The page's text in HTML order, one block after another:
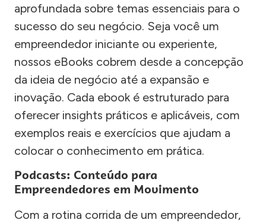
aprofundada sobre temas essenciais para o
sucesso do seu negócio. Seja você um
empreendedor iniciante ou experiente,
nossos eBooks cobrem desde a concepção
da ideia de negócio até a expansão e
inovação. Cada ebook é estruturado para
oferecer insights práticos e aplicáveis, com
exemplos reais e exercícios que ajudam a
colocar o conhecimento em prática.
Podcasts: Conteúdo para
Empreendedores em Movimento
Com a rotina corrida de um empreendedor,